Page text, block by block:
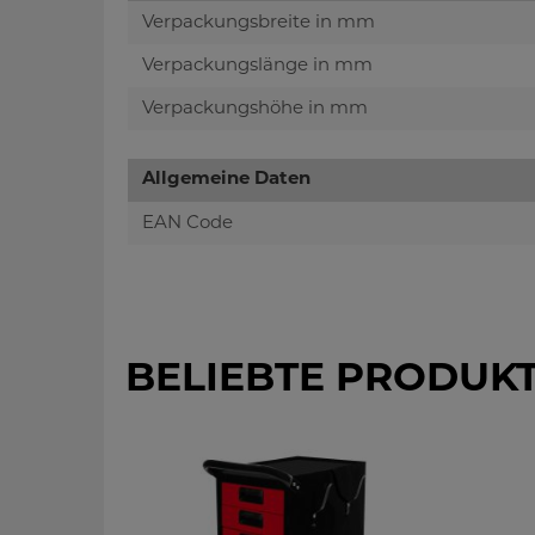
Verpackungsbreite in mm
Verpackungslänge in mm
Verpackungshöhe in mm
Allgemeine Daten
EAN Code
BELIEBTE